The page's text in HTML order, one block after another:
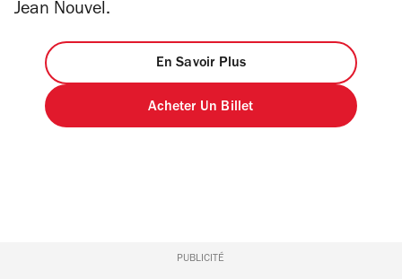
Jean Nouvel.
En Savoir Plus
Acheter Un Billet
PUBLICITÉ